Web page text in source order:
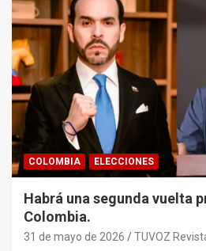
COLOMBIA ELECCIONES
Habrá una segunda vuelta
Colombia.
31 de mayo de 2026 TUVOZ